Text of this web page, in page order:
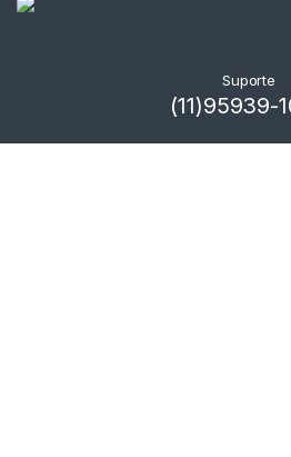
Suporte
(11)95939-